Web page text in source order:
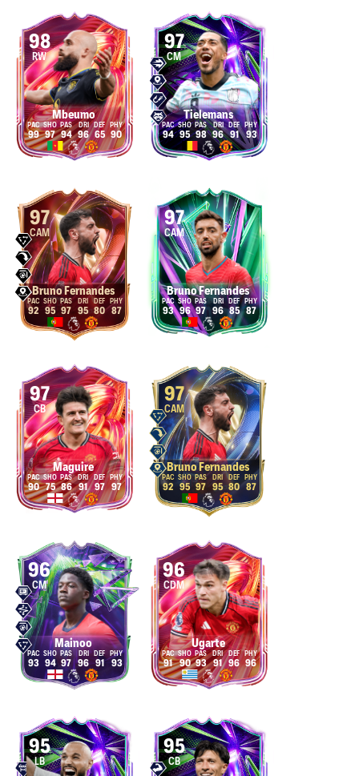
98
RW
Mbeumo
99 97 94 96 65 90
97
CM
Tielemans
94 95 98 96 91 93
97
CAM
Bruno Fernandes
92 95 97 95 80 87
97
CAM
Bruno Fernandes
93 96 97 96 85 87
97
CB
Maguire
90 75 86 91 97 97
97
CAM
Bruno Fernandes
92 95 97 95 80 87
96
CM
Mainoo
93 94 97 96 91 93
96
CDM
Ugarte
91 90 93 91 96 96
95
LB
95
CB